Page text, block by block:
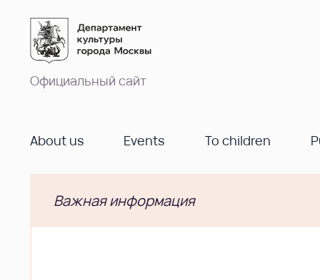
Официальный сайт
About us Events To children
Важная информация